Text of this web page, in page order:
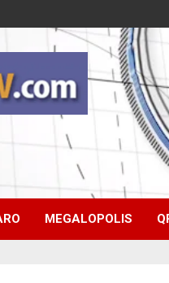
MEGALOPOLIS